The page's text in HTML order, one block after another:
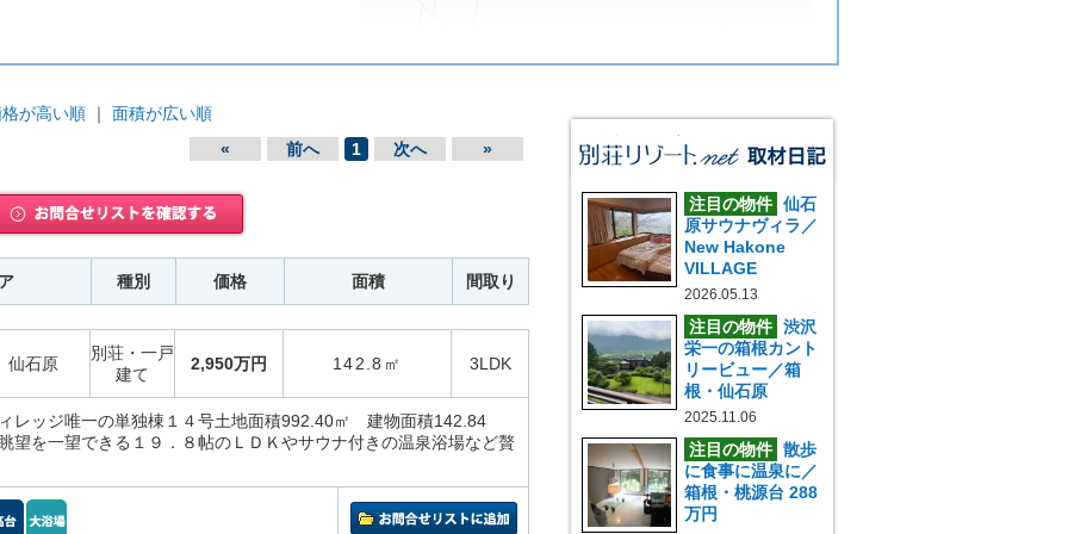
が高い順 ｜
面積が広い順
«
前へ 1 次へ »
種別 価格 面積 間取り
仙石原
別荘・一戸
建て
2,950万円 142.8㎡ 3LDK
レッジ唯一の単独棟１４号土地面積992.40㎡ 建物面積142.84
を一望できる１９．８帖のＬＤＫやサウナ付きの温泉浴場など贅
注目の物件 仙石
原サウナヴィラ／
New Hakone
VILLAGE
2026.05.13
注目の物件 渋沢
栄一の箱根カント
リービュー／箱
根・仙石原
2025.11.06
注目の物件 散歩
に食事に温泉に／
箱根・桃源台 288
万円